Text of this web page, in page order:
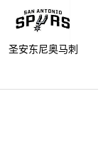
圣安东尼奥马刺